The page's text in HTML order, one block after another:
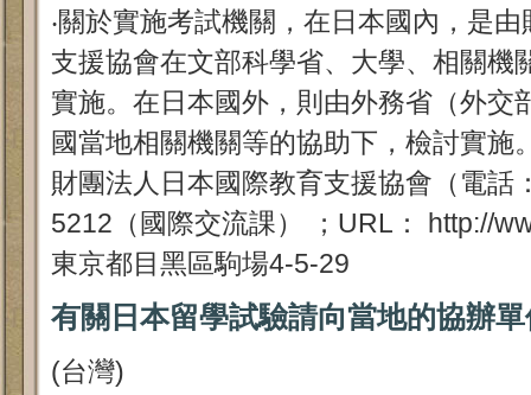
‧關於實施考試機關，在日本國內，是
支援協會在文部科學省、大學、相關機
實施。在日本國外，則由外務省（外交
國當地相關機關等的協助下，檢討實施
財團法人日本國際教育支援協會（電話
5212（國際交流課） ；URL： http://
東京都目黑區駒場4-5-29
有關日本留學試驗請向當地的協辦
(台灣)